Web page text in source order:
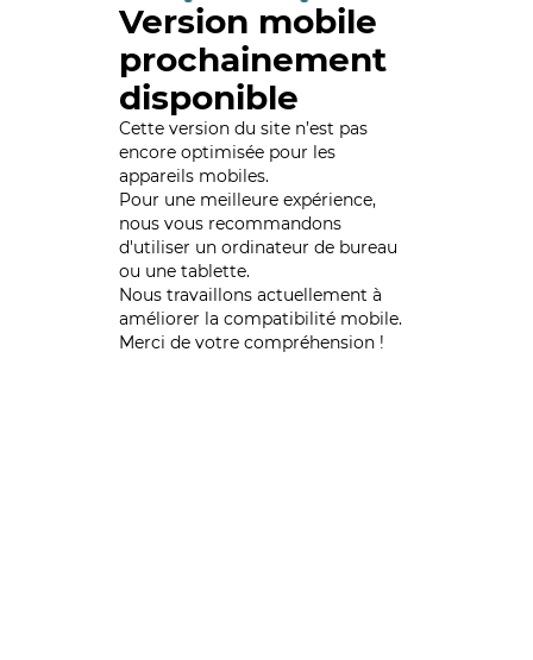
Version mobile
prochainement
disponible
Cette version du site n’est pas
encore optimisée pour les
appareils mobiles.
Pour une meilleure expérience,
nous vous recommandons
d'utiliser un ordinateur de bureau
ou une tablette.
Nous travaillons actuellement à
améliorer la compatibilité mobile.
Merci de votre compréhension !